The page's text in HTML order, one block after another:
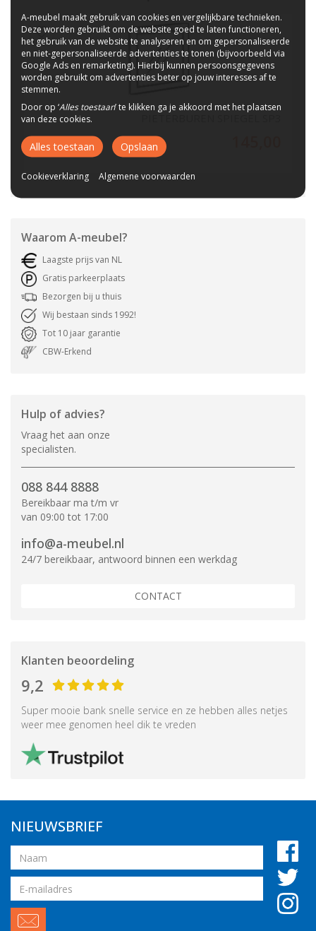
Waarom A-meubel?
Laagste prijs van NL
Gratis parkeerplaats
Bezorgen bij u thuis
Wij bestaan sinds 1992!
Tot 10 jaar garantie
CBW-Erkend
Hulp of advies?
Vraag het aan onze
specialisten.
088 844 8888
Bereikbaar ma t/m vr
van 09:00 tot 17:00
info@a-meubel.nl
24/7 bereikbaar, antwoord binnen een werkdag
CONTACT
Klanten beoordeling
9,2
Super mooie bank snelle service en ze hebben alles netjes
weer mee genomen heel dik te vreden
NIEUWSBRIEF
Naam
Email
adres
A-meubel maakt gebruik van cookies en vergelijkbare technieken.
Deze worden gebruikt om de website goed te laten functioneren,
het gebruik van de website te analyseren en om gepersonaliseerde
en niet-gepersonaliseerde advertenties te tonen (bijvoorbeeld via
Google Ads en remarketing). Hierbij kunnen persoonsgegevens
worden gebruikt om advertenties beter op jouw interesses af te
stemmen.
Door op ‘Alles toestaan’ te klikken ga je akkoord met het plaatsen
van deze cookies.
Alles toestaan Opslaan
Cookieverklaring Algemene voorwaarden